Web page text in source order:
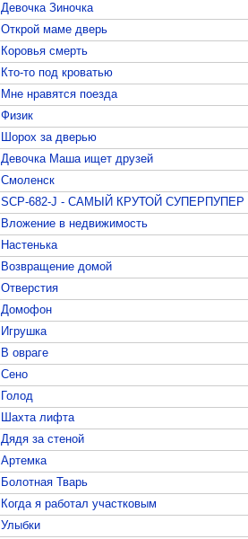
Девочка Зиночка
Открой маме дверь
Коровья смерть
Кто-то под кроватью
Мне нравятся поезда
Физик
Шорох за дверью
Девочка Маша ищет друзей
Смоленск
SCP-682-J - САМЫЙ КРУТОЙ
Вложение в недвижимость
Настенька
Возвращение домой
Отверстия
Домофон
Игрушка
В овраге
Сено
Голод
Шахта лифта
Дядя за стеной
Артемка
Болотная Тварь
Когда я работал участковым
Улыбки